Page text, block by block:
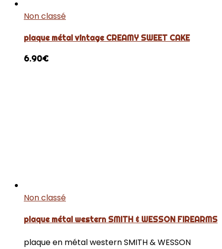
Non classé
plaque métal vintage CREAMY SWEET CAKE
6.90€
Non classé
plaque métal western SMITH & WESSON FIREARMS
plaque en métal western SMITH & WESSON